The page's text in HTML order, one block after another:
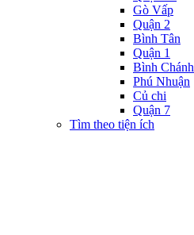
Gò Vấp
Quận 2
Bình Tân
Quận 1
Bình Chánh
Phú Nhuận
Củ chi
Quận 7
Tìm theo tiện ích